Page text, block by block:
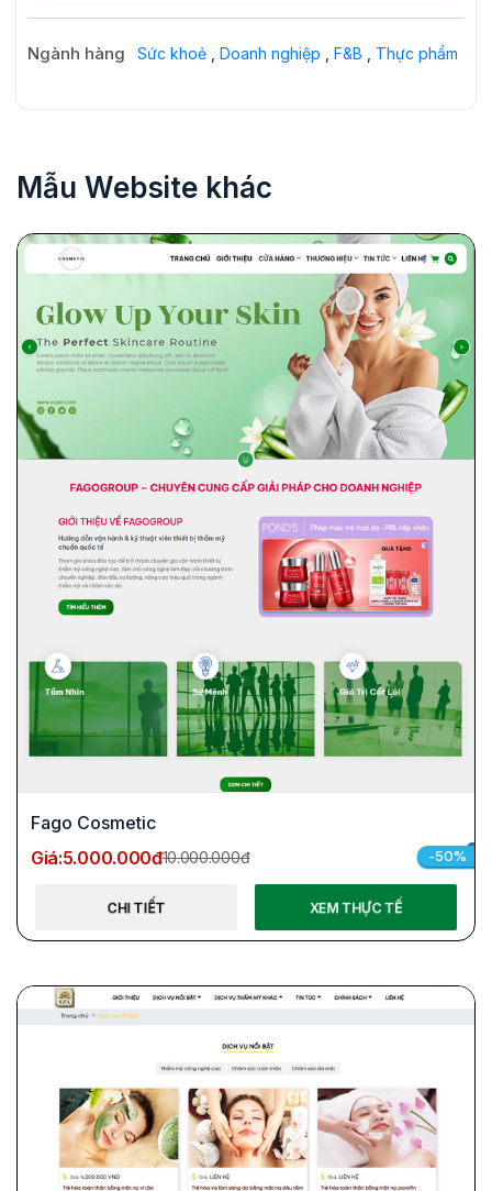
Ngành hàng Sức khoẻ Doanh nghiệp F&B Thực phẩm
Mẫu Website khác
Fago Cosmetic
Giá:5.000.000đ10.000.000đ -50%
CHI TIẾT XEM THỰC TẾ